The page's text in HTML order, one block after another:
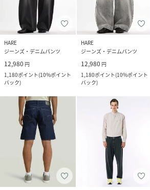
HARE
ジーンズ・デニムパンツ
12,980 円
1,180ポイント(10%ポイント
バック)
HARE
ジーンズ・デニムパンツ
12,980 円
1,180ポイント(10%ポイント
バック)